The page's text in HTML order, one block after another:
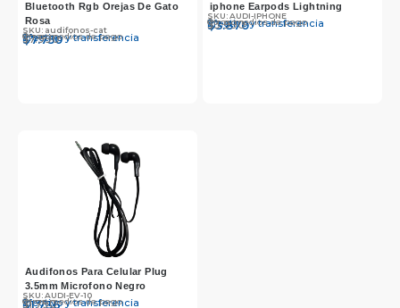
Bluetooth Rgb Orejas De Gato
Rosa
SKU: audifonos-cat
$7.750
Efectivo y transferencia
$7.990
Otros medios de pago
iphone Earpods Lightning
SKU: AUDI-IPHONE
$3.870
Efectivo y transferencia
$3.990
Otros medios de pago
Audifonos Para Celular Plug
3.5mm Microfono Negro
SKU: AUDI-EV-10
$1.736
Efectivo y transferencia
$1.790
Otros medios de pago